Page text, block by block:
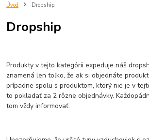
Úvod Dropship
Dropship
Produkty v tejto kategórii expeduje náš
znamená len toľko, že ak si objednáte
prípadne spolu s produktom, ktorý nie je v
to pokladať za 2 rôzne objednávky.
tom vždy informovať.